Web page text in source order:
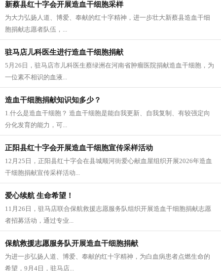
新蔡县红十字会开展造血干细胞采样
为大力弘扬人道、博爱、奉献的红十字精神，进一步壮大新蔡县造血干细
胞捐献志愿者队伍，...
驻马店儿科医生进行造血干细胞捐献
5月26日，驻马店市儿科医生蔡绿洲在河南省肿瘤医院捐献造血干细胞，为
一位素不相识的血液...
造血干细胞捐献知识知多少？
1.什么是造血干细胞？ 造血干细胞是能自我更新、自我复制、有较强定向
分化发育的能力，可...
正阳县红十字会开展造血干细胞宣传采样活动
12月25日，正阳县红十字会在县城顺河街爱心献血屋组织开展2026年造血
干细胞捐献宣传采样活动...
爱心续航 生命希望！
11月26日，驻马店联合保航救援志愿服务队组织开展造血干细胞捐献志愿
者招募活动，通过专业...
保航救援志愿服务队开展造血干细胞捐献
为进一步弘扬人道、博爱、奉献的红十字精神，为白血病患者点燃生命的
希望，9月4日，驻马店...